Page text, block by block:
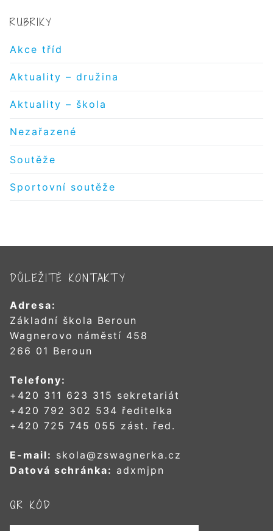
RUBRIKY
Akce tříd
Aktuality – družina
Aktuality – škola
Nezařazené
Soutěže
Sportovní soutěže
DŮLEŽITÉ KONTAKTY
Adresa:
Základní škola Beroun
Wagnerovo náměstí 458
266 01 Beroun
Telefony:
+420 311 623 315 sekretariát
+420 792 302 534 ředitelka
+420 725 745 055 zást. řed.
E-mail: skola@zswagnerka.cz
Datová schránka: adxmjpn
QR KÓD